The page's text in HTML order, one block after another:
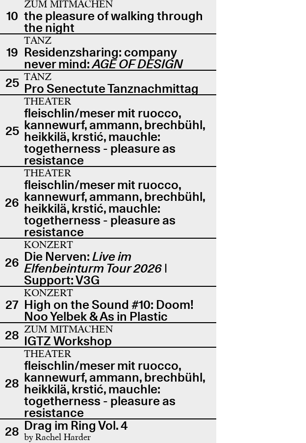
10
ZUM MITMACHEN
the pleasure of walking through
the night
19
TANZ
Residenzsharing: company
never mind:AGE OF DESIGN
25 TANZ
Pro Senectute Tanznachmittag
25
THEATER
fleischlin/meser mit ruocco,
kannewurf, ammann, brechbühl,
heikkilä, krstić, mauchle:
togetherness - pleasure as
resistance
26
THEATER
fleischlin/meser mit ruocco,
kannewurf, ammann, brechbühl,
heikkilä, krstić, mauchle:
togetherness - pleasure as
resistance
26
KONZERT
Die Nerven:Live im
Elfenbeinturm Tour 2026 |
Support: V3G
27
KONZERT
High on the Sound #10: Doom!
Noo Yelbek & As in Plastic
28 ZUM MITMACHEN
IGTZ Workshop
28
THEATER
fleischlin/meser mit ruocco,
kannewurf, ammann, brechbühl,
heikkilä, krstić, mauchle:
togetherness - pleasure as
resistance
28 Drag im Ring Vol. 4
by Rachel Harder